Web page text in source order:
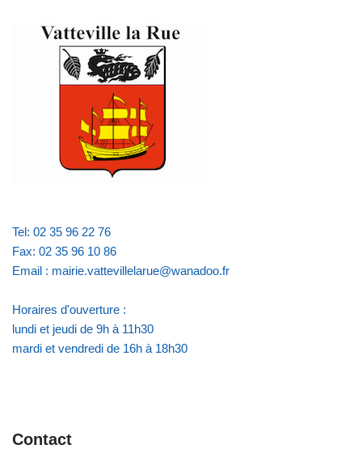
Tel: 02 35 96 22 76
Fax: 02 35 96 10 86
Email : mairie.vattevillelarue@wanadoo.fr
Horaires d'ouverture :
lundi et jeudi de 9h à 11h30
mardi et vendredi de 16h à 18h30
Contact